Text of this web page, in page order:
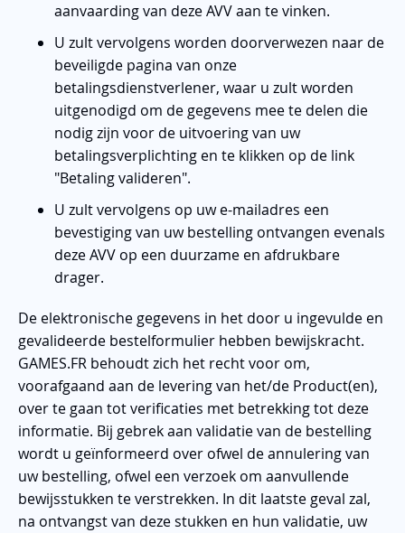
aanvaarding van deze AVV aan te vinken.
U zult vervolgens worden doorverwezen naar de
beveiligde pagina van onze
betalingsdienstverlener, waar u zult worden
uitgenodigd om de gegevens mee te delen die
nodig zijn voor de uitvoering van uw
betalingsverplichting en te klikken op de link
"Betaling valideren".
U zult vervolgens op uw e-mailadres een
bevestiging van uw bestelling ontvangen evenals
deze AVV op een duurzame en afdrukbare
drager.
De elektronische gegevens in het door u ingevulde en
gevalideerde bestelformulier hebben bewijskracht.
GAMES.FR behoudt zich het recht voor om,
voorafgaand aan de levering van het/de Product(en),
over te gaan tot verificaties met betrekking tot deze
informatie. Bij gebrek aan validatie van de bestelling
wordt u geïnformeerd over ofwel de annulering van
uw bestelling, ofwel een verzoek om aanvullende
bewijsstukken te verstrekken. In dit laatste geval zal,
na ontvangst van deze stukken en hun validatie, uw